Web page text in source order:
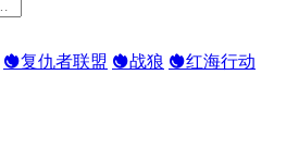
复仇者联盟 战狼 红海行动